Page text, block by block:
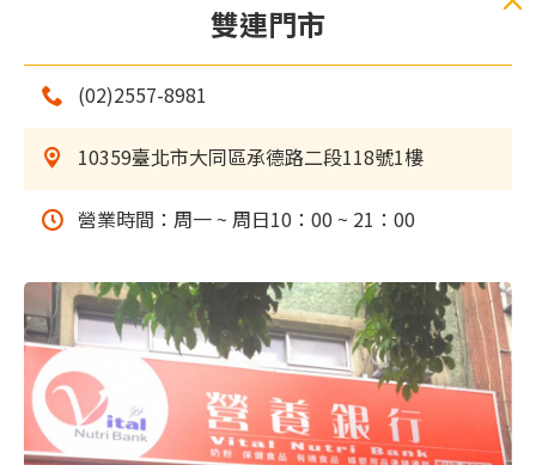
雙連門市
(02)2557-8981
10359臺北市大同區承德路二段118號1樓
營業時間：周一 ~ 周日10：00 ~ 21：00